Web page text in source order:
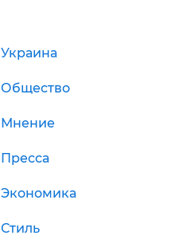
Украина
Общество
Мнение
Пресса
Экономика
Стиль